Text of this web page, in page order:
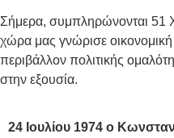
Σήμερα, συμπληρώνονται 51
χώρα μας γνώρισε
περιβάλλον πολιτικής
στην εξουσία.
24 Ιουλίου 1974 ο